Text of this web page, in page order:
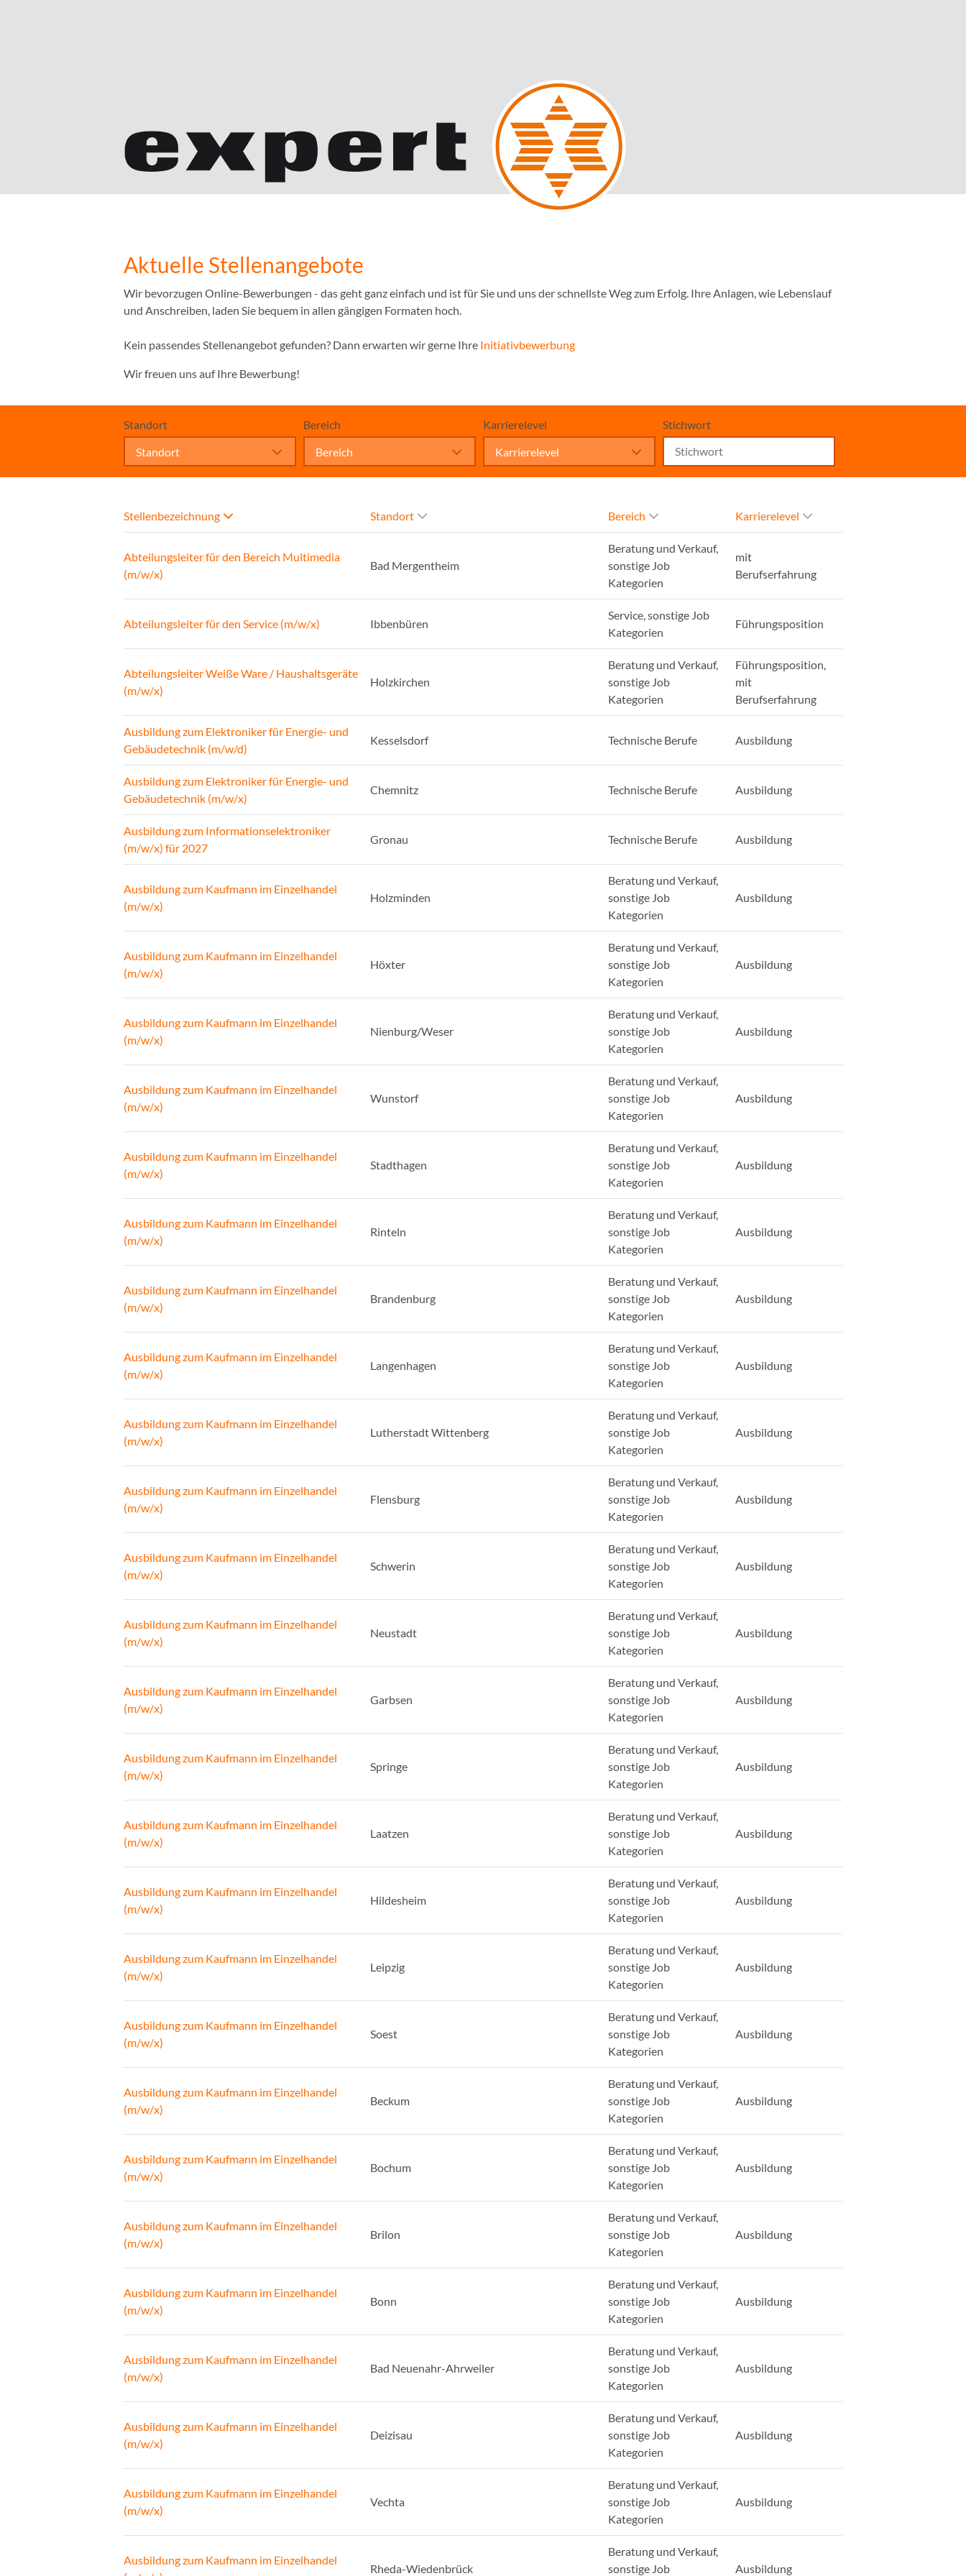
Aktuelle Stellenangebote
Wir bevorzugen Online-Bewerbungen - das geht ganz einfach und ist für Sie und uns der schnellste Weg zum Erfolg. Ihre Anlagen, wie Lebenslauf
und Anschreiben, laden Sie bequem in allen gängigen Formaten hoch.
Kein passendes Stellenangebot gefunden? Dann erwarten wir gerne Ihre Initiativbewerbung
Wir freuen uns auf Ihre Bewerbung!
Standort
Standort
Bereich
Bereich
Karrierelevel
Karrierelevel
Stichwort
Stellenbezeichnung Standort Bereich Karrierelevel
Abteilungsleiter für den Bereich Multimedia
(m/w/x)
Bad Mergentheim
Beratung und Verkauf,
sonstige Job
Kategorien
mit
Berufserfahrung
Abteilungsleiter für den Service (m/w/x) Ibbenbüren
Service, sonstige Job
Kategorien
Führungsposition
Abteilungsleiter Weiße Ware / Haushaltsgeräte
(m/w/x)
Holzkirchen
Beratung und Verkauf,
sonstige Job
Kategorien
Führungsposition,
mit
Berufserfahrung
Ausbildung zum Elektroniker für Energie- und
Gebäudetechnik (m/w/d)
Kesselsdorf Technische Berufe Ausbildung
Ausbildung zum Elektroniker für Energie- und
Gebäudetechnik (m/w/x)
Chemnitz Technische Berufe Ausbildung
Ausbildung zum Informationselektroniker
(m/w/x) für 2027
Gronau Technische Berufe Ausbildung
Ausbildung zum Kaufmann im Einzelhandel
(m/w/x)
Holzminden
Beratung und Verkauf,
sonstige Job
Kategorien
Ausbildung
Ausbildung zum Kaufmann im Einzelhandel
(m/w/x)
Höxter
Beratung und Verkauf,
sonstige Job
Kategorien
Ausbildung
Ausbildung zum Kaufmann im Einzelhandel
(m/w/x)
Nienburg/Weser
Beratung und Verkauf,
sonstige Job
Kategorien
Ausbildung
Ausbildung zum Kaufmann im Einzelhandel
(m/w/x)
Wunstorf
Beratung und Verkauf,
sonstige Job
Kategorien
Ausbildung
Ausbildung zum Kaufmann im Einzelhandel
(m/w/x)
Stadthagen
Beratung und Verkauf,
sonstige Job
Kategorien
Ausbildung
Ausbildung zum Kaufmann im Einzelhandel
(m/w/x)
Rinteln
Beratung und Verkauf,
sonstige Job
Kategorien
Ausbildung
Ausbildung zum Kaufmann im Einzelhandel
(m/w/x)
Brandenburg
Beratung und Verkauf,
sonstige Job
Kategorien
Ausbildung
Ausbildung zum Kaufmann im Einzelhandel
(m/w/x)
Langenhagen
Beratung und Verkauf,
sonstige Job
Kategorien
Ausbildung
Ausbildung zum Kaufmann im Einzelhandel
(m/w/x)
Lutherstadt Wittenberg
Beratung und Verkauf,
sonstige Job
Kategorien
Ausbildung
Ausbildung zum Kaufmann im Einzelhandel
(m/w/x)
Flensburg
Beratung und Verkauf,
sonstige Job
Kategorien
Ausbildung
Ausbildung zum Kaufmann im Einzelhandel
(m/w/x)
Schwerin
Beratung und Verkauf,
sonstige Job
Kategorien
Ausbildung
Ausbildung zum Kaufmann im Einzelhandel
(m/w/x)
Neustadt
Beratung und Verkauf,
sonstige Job
Kategorien
Ausbildung
Ausbildung zum Kaufmann im Einzelhandel
(m/w/x)
Garbsen
Beratung und Verkauf,
sonstige Job
Kategorien
Ausbildung
Ausbildung zum Kaufmann im Einzelhandel
(m/w/x)
Springe
Beratung und Verkauf,
sonstige Job
Kategorien
Ausbildung
Ausbildung zum Kaufmann im Einzelhandel
(m/w/x)
Laatzen
Beratung und Verkauf,
sonstige Job
Kategorien
Ausbildung
Ausbildung zum Kaufmann im Einzelhandel
(m/w/x)
Hildesheim
Beratung und Verkauf,
sonstige Job
Kategorien
Ausbildung
Ausbildung zum Kaufmann im Einzelhandel
(m/w/x)
Leipzig
Beratung und Verkauf,
sonstige Job
Kategorien
Ausbildung
Ausbildung zum Kaufmann im Einzelhandel
(m/w/x)
Soest
Beratung und Verkauf,
sonstige Job
Kategorien
Ausbildung
Ausbildung zum Kaufmann im Einzelhandel
(m/w/x)
Beckum
Beratung und Verkauf,
sonstige Job
Kategorien
Ausbildung
Ausbildung zum Kaufmann im Einzelhandel
(m/w/x)
Bochum
Beratung und Verkauf,
sonstige Job
Kategorien
Ausbildung
Ausbildung zum Kaufmann im Einzelhandel
(m/w/x)
Brilon
Beratung und Verkauf,
sonstige Job
Kategorien
Ausbildung
Ausbildung zum Kaufmann im Einzelhandel
(m/w/x)
Bonn
Beratung und Verkauf,
sonstige Job
Kategorien
Ausbildung
Ausbildung zum Kaufmann im Einzelhandel
(m/w/x)
Bad Neuenahr-Ahrweiler
Beratung und Verkauf,
sonstige Job
Kategorien
Ausbildung
Ausbildung zum Kaufmann im Einzelhandel
(m/w/x)
Deizisau
Beratung und Verkauf,
sonstige Job
Kategorien
Ausbildung
Ausbildung zum Kaufmann im Einzelhandel
(m/w/x)
Vechta
Beratung und Verkauf,
sonstige Job
Kategorien
Ausbildung
Ausbildung zum Kaufmann im Einzelhandel
Rheda-Wiedenbrück
Beratung und Verkauf,
sonstige Job
Ausbildung